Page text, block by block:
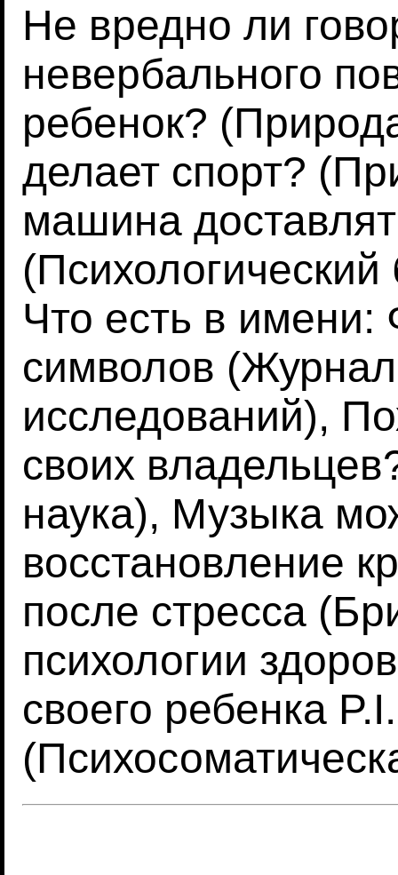
Не вредно ли
невербального
ребенок?
делает спорт?
машина
Что есть в имени:
символов
исследований),
своих
наука), Музыка
восстановление
после стресса
психологии
своего ребенка